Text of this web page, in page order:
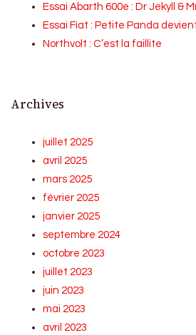
Essai Abarth 600e : Dr Jekyll &
Essai Fiat : Petite Panda
Northvolt : C’est la faillite
Archives
juillet 2025
avril 2025
mars 2025
février 2025
janvier 2025
septembre 2024
octobre 2023
juillet 2023
juin 2023
mai 2023
avril 2023